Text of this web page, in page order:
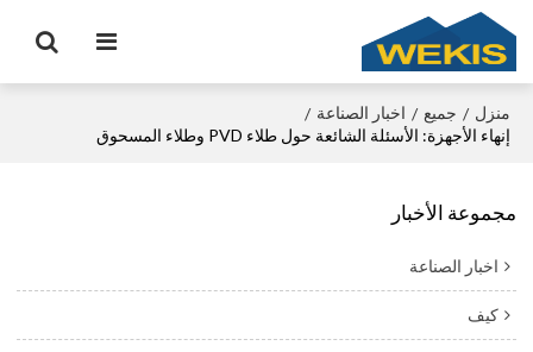
منزل / جميع / اخبار الصناعة /
إنهاء الأجهزة: الأسئلة الشائعة حول طلاء PVD وطلاء المسحوق
مجموعة الأخبار
اخبار الصناعة
كيف